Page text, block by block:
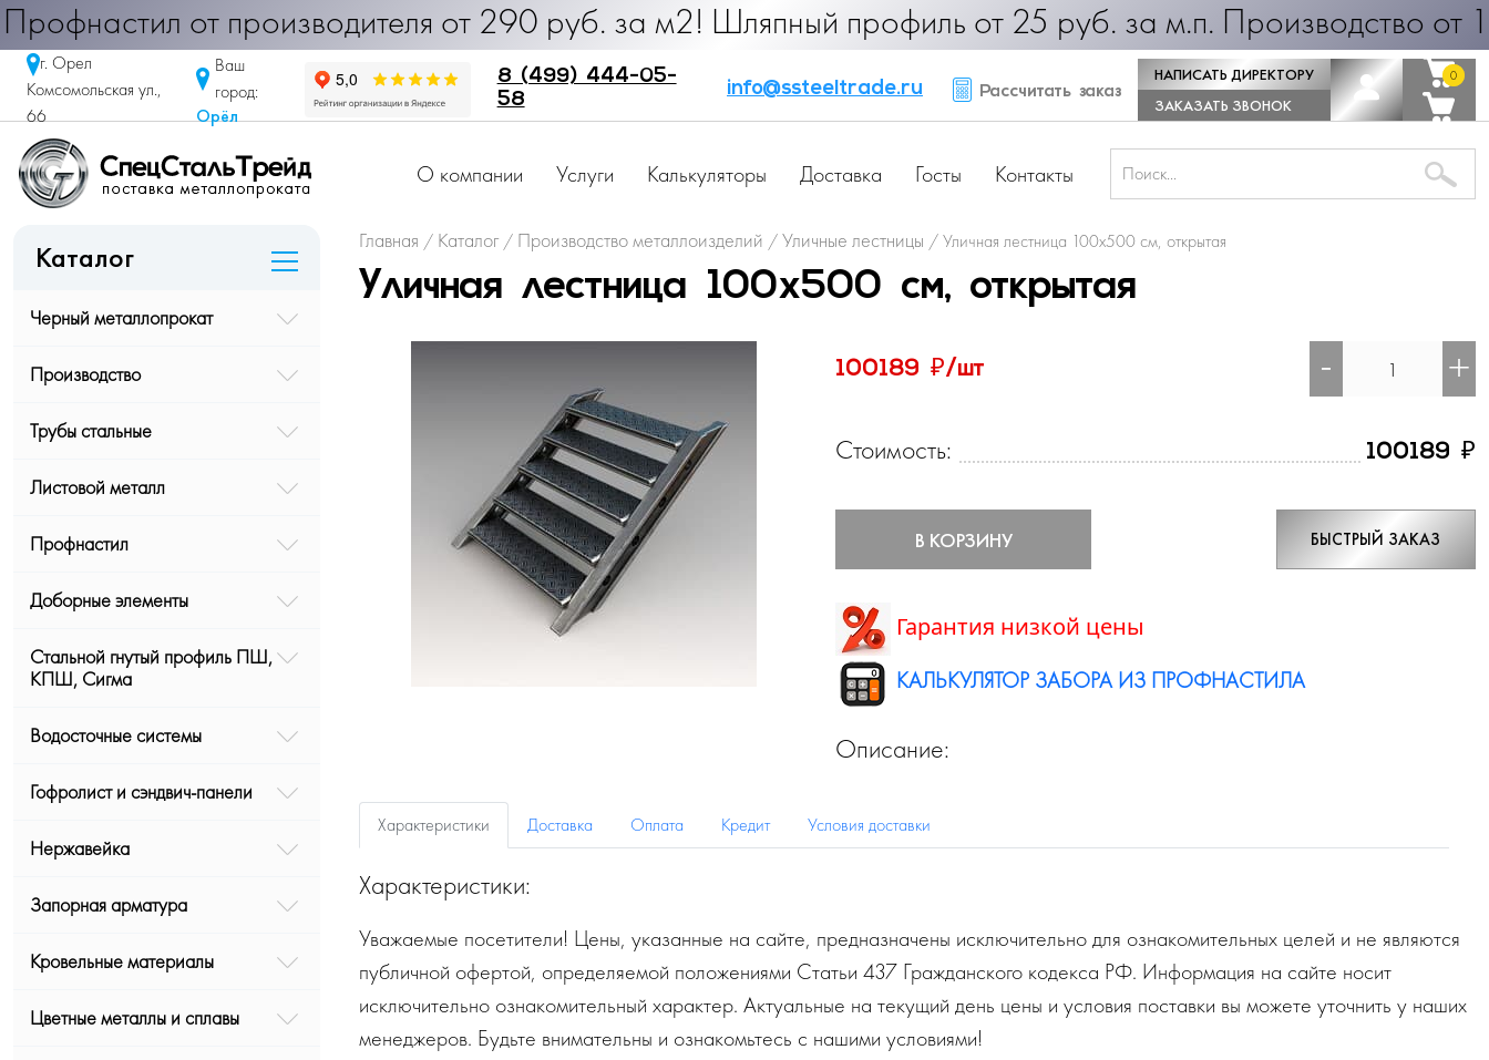
от производителя от 290 руб. за м2! Шляпный профиль от 25 руб. за м.п. Производство от 1 дня!
г. Орел
Комсомольская ул.,
66
Ваш
город:
Орёл
8 (499) 444-05-
58
info@ssteeltrade.ru Рассчитать заказ
НАПИСАТЬ ДИРЕКТОРУ
ЗАКАЗАТЬ ЗВОНОК
0
0
О компании Услуги Калькуляторы Доставка Госты Контакты
Каталог
Черный металлопрокат
Производство
Трубы стальные
Листовой металл
Профнастил
Доборные элементы
Стальной гнутый профиль ПШ,
КПШ, Сигма
Водосточные системы
Гофролист и сэндвич-панели
Нержавейка
Запорная арматура
Кровельные материалы
Цветные металлы и сплавы
Главная / Каталог / Производство металлоизделий /Уличные лестницы /Уличная лестница 100х500 см, открытая
Уличная лестница 100х500 см, открытая
100189 ₽/шт - +
Стоимость: 100189 ₽
В КОРЗИНУ БЫСТРЫЙ ЗАКАЗ
Гарантия низкой цены
КАЛЬКУЛЯТОР ЗАБОРА ИЗ ПРОФНАСТИЛА
Описание:
Характеристики Доставка Оплата Кредит Условия доставки
Характеристики:
Уважаемые посетители! Цены, указанные на сайте, предназначены исключительно для ознакомительных целей и не являются
публичной офертой, определяемой положениями Статьи 437 Гражданского кодекса РФ. Информация на сайте носит
исключительно ознакомительный характер. Актуальные на текущий день цены и условия поставки вы можете уточнить у наших
менеджеров. Будьте внимательны и ознакомьтесь с нашими условиями!